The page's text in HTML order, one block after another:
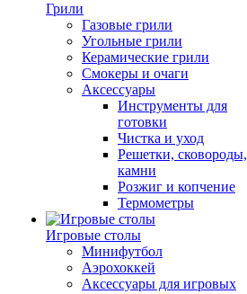
Грили
Газовые грили
Угольные грили
Керамические грили
Смокеры и очаги
Аксессуары
Инструменты для
готовки
Чистка и уход
Решетки, сковороды,
камни
Розжиг и копчение
Термометры
Игровые столы
Минифутбол
Аэрохоккей
Аксессуары для игровых